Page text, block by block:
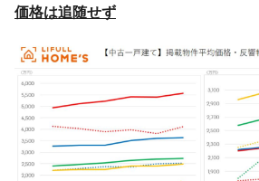
価格は追随せず